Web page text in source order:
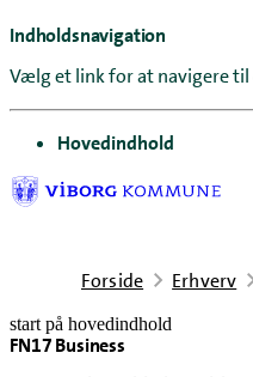
Indholdsnavigation
Vælg et link for at navigere
gå til
Hovedindhold
Forside Erhverv
start på hovedindhold
FN17 Business
senest opdateret 4. august 2026